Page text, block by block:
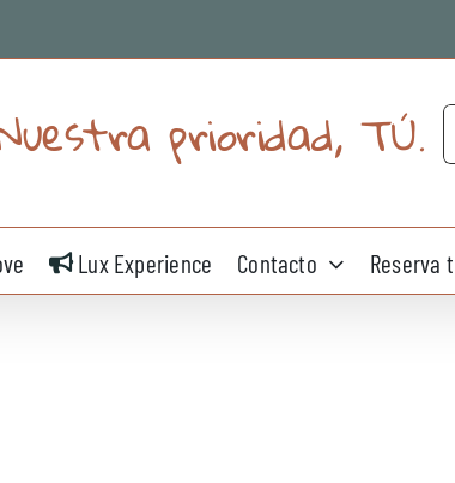
prioridad, TÚ.
Lux Experience Contacto Reserva